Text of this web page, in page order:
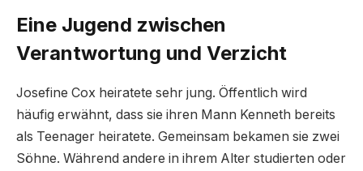
Eine Jugend zwischen
Verantwortung und Verzicht
Josefine Cox heiratete sehr jung. Öffentlich wird
häufig erwähnt, dass sie ihren Mann Kenneth bereits
als Teenager heiratete. Gemeinsam bekamen sie zwei
Söhne. Während andere in ihrem Alter studierten oder